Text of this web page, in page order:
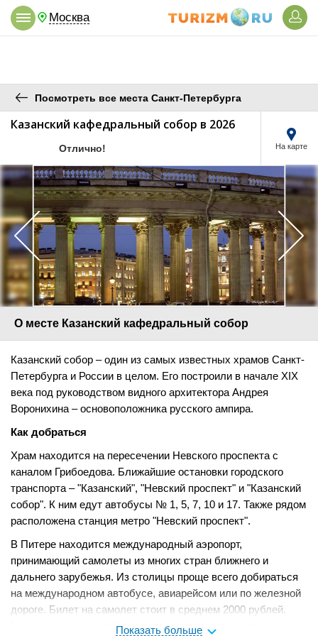
Москва
Посмотреть все места Санкт-Петербурга
Казанский кафедральный собор в 2026
Отлично! На карте
О месте Казанский кафедральный собор
Казанский собор – один из самых известных храмов Санкт-
Петербурга и России в целом. Его построили в начале XIX
века под руководством видного архитектора Андрея
Воронихина – основоположника русского ампира.
Как добраться
Храм находится на пересечении Невского проспекта с
каналом Грибоедова. Ближайшие остановки городского
транспорта – "Казанский", "Невский проспект" и "Казанский
собор". К ним едут автобусы № 1, 5, 7, 10 и 17. Также рядом
расположена станция метро "Невский проспект".
В Питере находится международный аэропорт,
принимающий самолеты из многих стран ближнего и
дальнего зарубежья. Из столицы проще всего добираться
на международном автобусе, авиарейсом или по железной
дороге. Билет на самолет стоит в среднем 2000 рублей.
Междугородние автобусы чаще всего отправляются в
Показать больше